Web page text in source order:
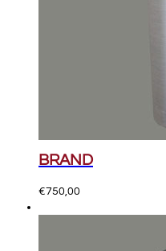
BRAND
€750,00